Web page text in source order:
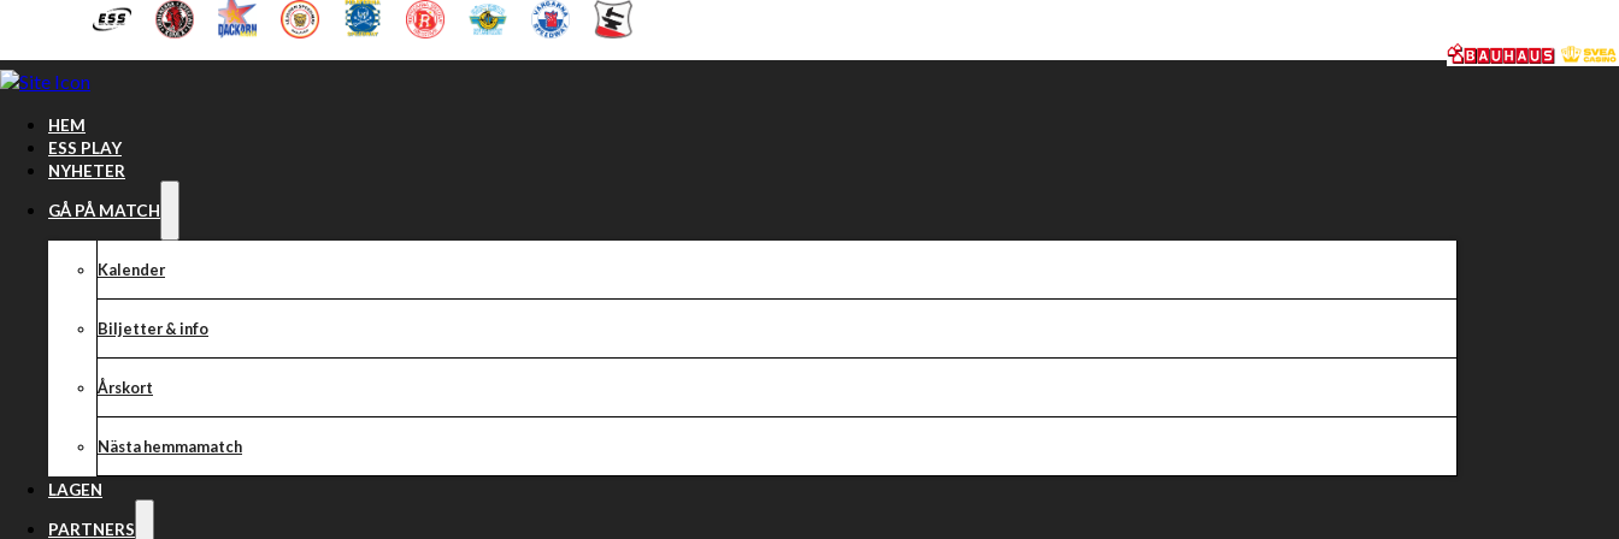
Hoppa till huvudinnehåll Hoppa till sidfot
HEM
ESS PLAY
NYHETER
GÅ PÅ MATCH
Kalender
Biljetter & info
Årskort
Nästa hemmamatch
LAGEN
PARTNERS